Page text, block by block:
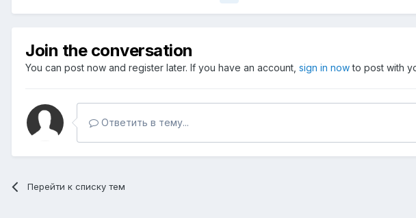
Join the conversation
You can post now and register later. If you have an account, sign in nowto post with
Ответить в тему...
Перейти к списку тем